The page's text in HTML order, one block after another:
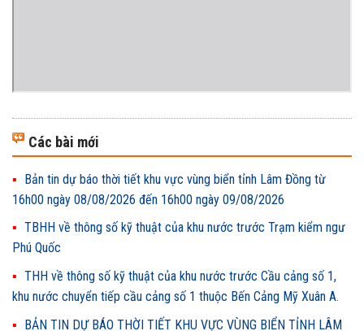
Các bài mới
Bản tin dự báo thời tiết khu vực vùng biển tỉnh Lâm Đồng từ
16h00 ngày 08/08/2026 đến 16h00 ngày 09/08/2026
TBHH về thông số kỹ thuật của khu nước trước Trạm kiểm ngư
Phú Quốc
THH về thông số kỹ thuật của khu nước trước Cầu cảng số 1,
khu nước chuyển tiếp cầu cảng số 1 thuộc Bến Cảng Mỹ Xuân A.
BẢN TIN DỰ BÁO THỜI TIẾT KHU VỰC VÙNG BIỂN TỈNH LÂM